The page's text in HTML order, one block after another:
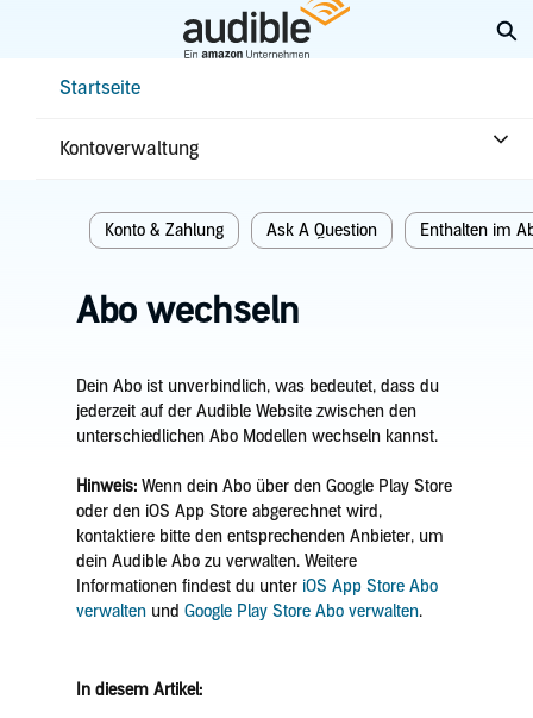
Startseite
Kontoverwaltung
Startseite
Konto & Zahlung Ask A Question Enthalten im
Abo wechseln
Dein Abo ist unverbindlich, was bedeutet, dass du
jederzeit auf der Audible Website zwischen den
unterschiedlichen Abo Modellen wechseln kannst.
Hinweis:Wenn dein Abo über den Google Play Store
oder den iOS App Store abgerechnet wird,
kontaktiere bitte den entsprechenden Anbieter, um
dein Audible Abo zu verwalten. Weitere
Informationen findest du unter iOS App Store Abo
verwaltenund Google Play Store Abo verwalten.
In diesem Artikel: